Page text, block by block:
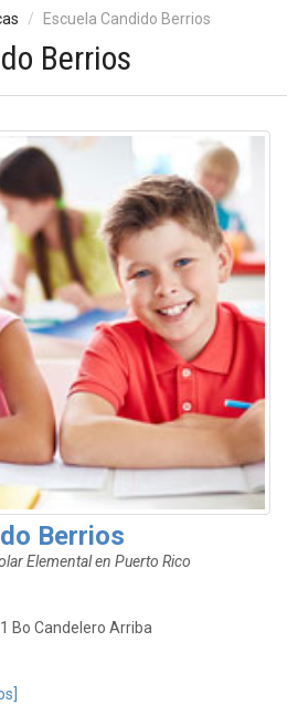
Escuela Candido Berrios
Berrios
Berrios
Elemental en Puerto Rico
Bo Candelero Arriba